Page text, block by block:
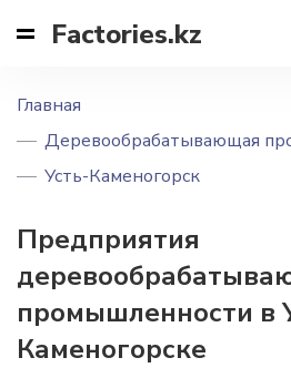
Factories.kz
Главная
Деревообрабатывающая
Усть-Каменогорск
Предприятия
промышленности в
Каменогорске